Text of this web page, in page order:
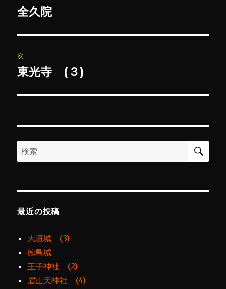
稿
ビ
ゲ
ー
ン
前
投
稿:
全久院
次
次
投
東光寺 (３)
検
索:
検
最近の投稿
大垣城 (3)
徳島城
王子神社 (2)
眉山天神社 (4)